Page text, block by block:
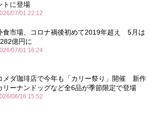
トに登場
07/01 22:12
食市場、コロナ禍後初めて2019年超え 5月は
億円に
07/01 16:24
メダ珈琲店で今年も「カリー祭り」開催 新作
リーナンドッグなど全6品が季節限定で登場
06/16 15:52